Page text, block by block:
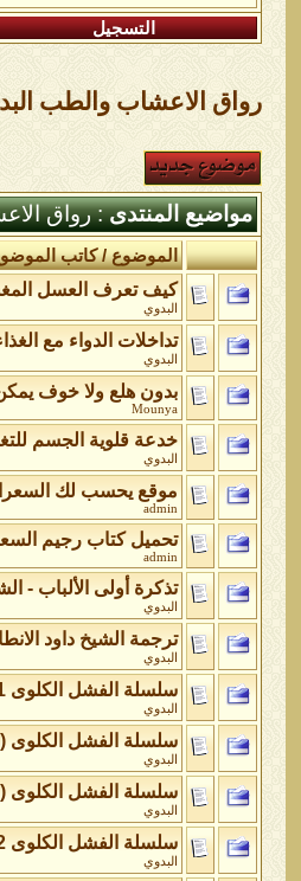
التسجيل
رواق الاعشاب والطب
مواضيع المنتدى: رواق
الموضوع/كاتب
كيف تعرف العسل
البدوي
تداخلات الدواء مع
البدوي
بدون هلع ولا خوف
Mounya
خدعة قلوية الجسم
البدوي
موقع يحسب لك
admin
تحميل كتاب رجيم
admin
تذكرة أولى الألباب -
البدوي
ترجمة الشيخ داود
البدوي
سلسلة الفشل الكلوى 1 مايسترو الجسم
البدوي
سلسلة الفشل الكلوى
البدوي
سلسلة الفشل الكلوى (
البدوي
سلسلة الفشل الكلوى 2
البدوي